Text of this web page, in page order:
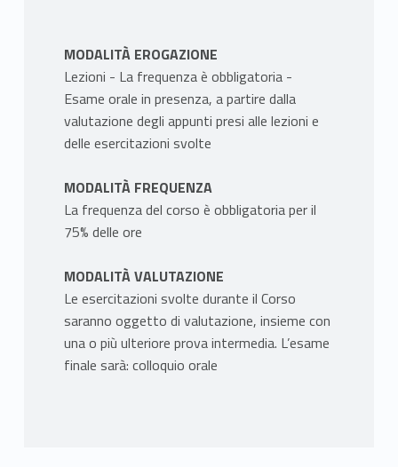
MODALITÀ EROGAZIONE
Lezioni - La frequenza è obbligatoria -
Esame orale in presenza, a partire dalla
valutazione degli appunti presi alle lezioni e
delle esercitazioni svolte
MODALITÀ FREQUENZA
La frequenza del corso è obbligatoria per il
75% delle ore
MODALITÀ VALUTAZIONE
Le esercitazioni svolte durante il Corso
saranno oggetto di valutazione, insieme con
una o più ulteriore prova intermedia. L’esame
finale sarà: colloquio orale